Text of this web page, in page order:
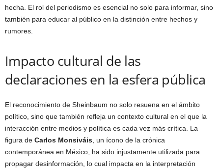
hecha. El rol del periodismo es esencial no solo para informar, sino
también para educar al público en la distinción entre hechos y
rumores.
Impacto cultural de las
declaraciones en la esfera pública
El reconocimiento de Sheinbaum no solo resuena en el ámbito
político, sino que también refleja un contexto cultural en el que la
interacción entre medios y política es cada vez más crítica. La
figura de Carlos Monsiváis , un ícono de la crónica
contemporánea en México, ha sido injustamente utilizada para
propagar desinformación, lo cual impacta en la interpretación